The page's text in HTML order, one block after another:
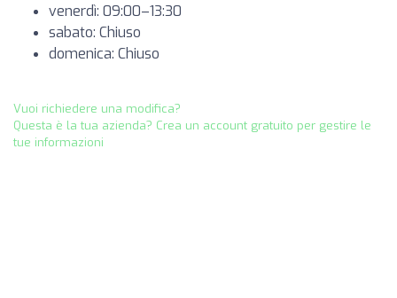
venerdì: 09:00–13:30
sabato: Chiuso
domenica: Chiuso
Vuoi richiedere una modifica?
Questa è la tua azienda? Crea un account gratuito per gestire le
tue informazioni